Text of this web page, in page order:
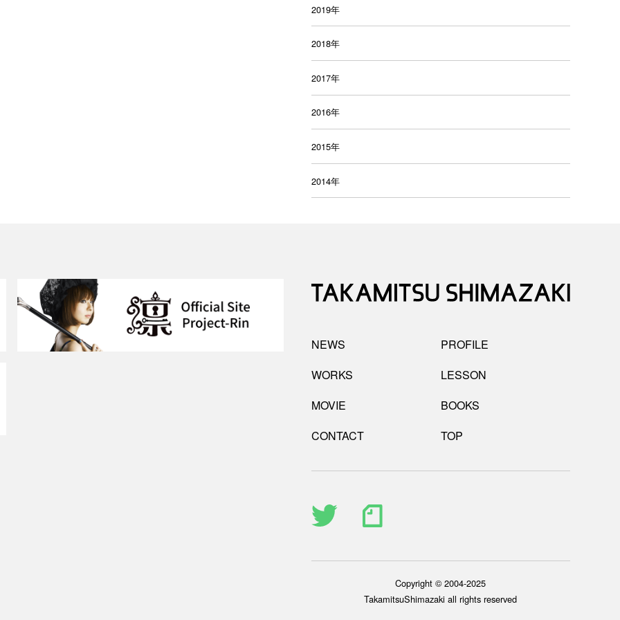
2019年
2018年
2017年
2016年
2015年
2014年
NEWS
PROFILE
WORKS
LESSON
MOVIE
BOOKS
CONTACT
TOP
Copyright © 2004-2025
TakamitsuShimazaki all rights reserved